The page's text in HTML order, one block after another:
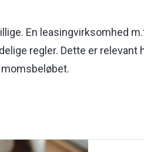
En leasingvirksomhed
regler. Dette er